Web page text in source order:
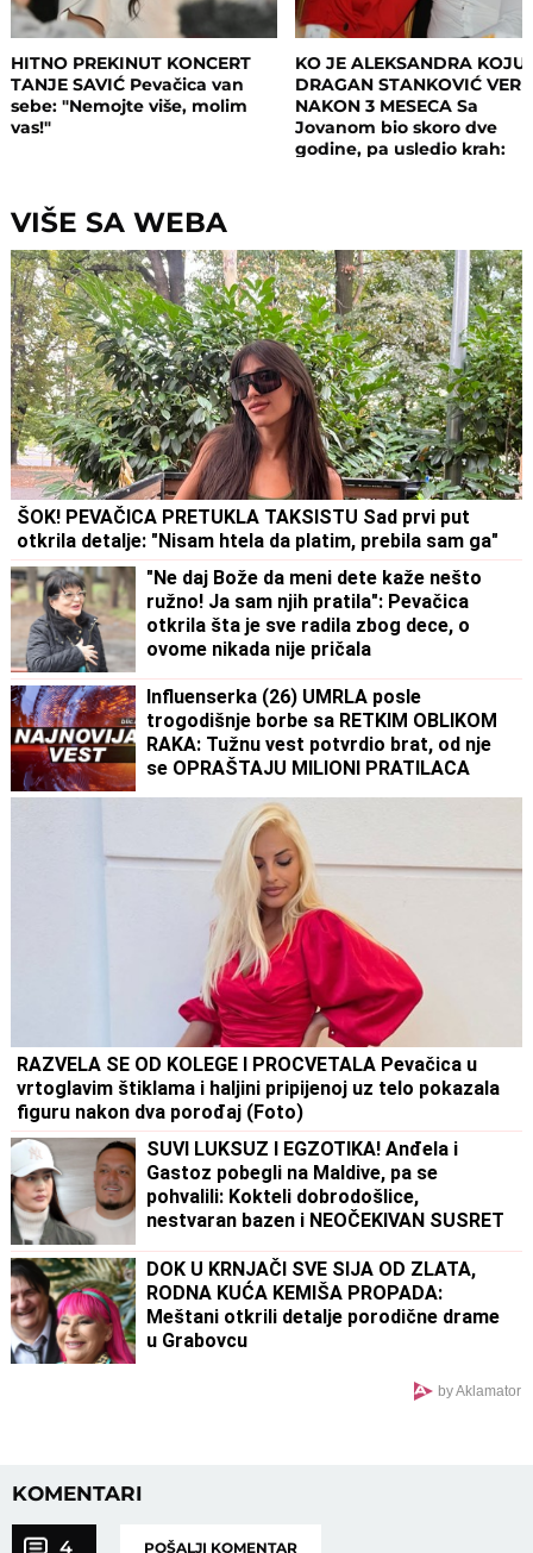
HITNO PREKINUT KONCERT
TANJE SAVIĆ Pevačica van
sebe: "Nemojte više, molim
vas!"
KO JE ALEKSANDRA KOJU
DRAGAN STANKOVIĆ
NAKON 3 MESECA Sa
Jovanom bio skoro dve
godine, pa usledio krah:
VIŠE SA WEBA
ŠOK! PEVAČICA PRETUKLA TAKSISTU Sad prvi put
otkrila detalje: "Nisam htela da platim, prebila sam ga"
"Ne daj Bože da meni dete kaže nešto
ružno! Ja sam njih pratila": Pevačica
otkrila šta je sve radila zbog dece, o
ovome nikada nije pričala
Influenserka (26) UMRLA posle
trogodišnje borbe sa RETKIM OBLIKOM
RAKA: Tužnu vest potvrdio brat, od nje
se OPRAŠTAJU MILIONI PRATILACA
RAZVELA SE OD KOLEGE I PROCVETALA Pevačica u
vrtoglavim štiklama i haljini pripijenoj uz telo pokazala
figuru nakon dva porođaj (Foto)
SUVI LUKSUZ I EGZOTIKA! Anđela i
Gastoz pobegli na Maldive, pa se
pohvalili: Kokteli dobrodošlice,
nestvaran bazen i NEOČEKIVAN SUSRET
DOK U KRNJAČI SVE SIJA OD ZLATA,
RODNA KUĆA KEMIŠA PROPADA:
Meštani otkrili detalje porodične drame
u Grabovcu
by Aklamator
KOMENTARI
4 POŠALJI KOMENTAR